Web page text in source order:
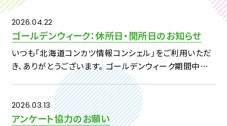
2026.04.22
ゴールデンウィーク：休所日・開所日のお知らせ
いつも「北海道コンカツ情報コンシェル」をご利用いただ
き、ありがとうございます。 ゴールデンウィーク期間中の
休所日および開所日につきまして、下記のとおりご案内い
たします。 【対象期間】4月29日（水）～5月7日（木） ・4
[…]
2026.03.13
アンケート協力のお願い